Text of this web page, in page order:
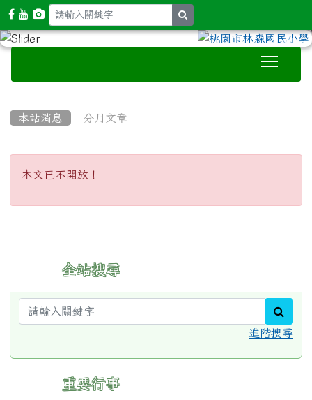
本站消息 分月文章
本文已不開放！
全站搜尋
進階搜尋
重要行事